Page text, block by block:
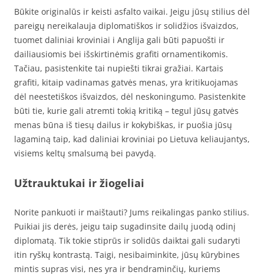
Būkite originalūs ir keisti asfalto vaikai. Jeigu jūsų stilius dėl
pareigų nereikalauja diplomatiškos ir solidžios išvaizdos,
tuomet daliniai kroviniai i Anglija gali būti papuošti ir
dailiausiomis bei išskirtinėmis grafiti ornamentikomis.
Tačiau, pasistenkite tai nupiešti tikrai gražiai. Kartais
grafiti, kitaip vadinamas gatvės menas, yra kritikuojamas
dėl neestetiškos išvaizdos, dėl neskoningumo. Pasistenkite
būti tie, kurie gali atremti tokią kritiką – tegul jūsų gatvės
menas būna iš tiesų dailus ir kokybiškas, ir puošia jūsų
lagaminą taip, kad daliniai kroviniai po Lietuva keliaujantys,
visiems keltų smalsumą bei pavydą.
Užtrauktukai ir žiogeliai
Norite pankuoti ir maištauti? Jums reikalingas panko stilius.
Puikiai jis derės, jeigu taip sugadinsite dailų juodą odinį
diplomatą. Tik tokie stiprūs ir solidūs daiktai gali sudaryti
itin ryškų kontrastą. Taigi, nesibaiminkite, jūsų kūrybines
mintis supras visi, nes yra ir bendraminčių, kuriems